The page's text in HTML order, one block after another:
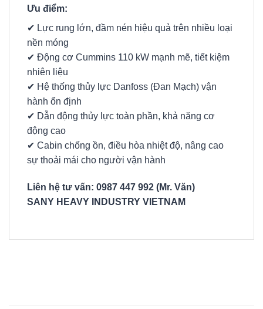
Ưu điểm:
✔ Lực rung lớn, đầm nén hiệu quả trên nhiều loại
nền móng
✔ Động cơ Cummins 110 kW mạnh mẽ, tiết kiệm
nhiên liệu
✔ Hệ thống thủy lực Danfoss (Đan Mạch) vận
hành ổn định
✔ Dẫn động thủy lực toàn phần, khả năng cơ
động cao
✔ Cabin chống ồn, điều hòa nhiệt độ, nâng cao
sự thoải mái cho người vận hành
Liên hệ tư vấn: 0987 447 992 (Mr. Văn)
SANY HEAVY INDUSTRY VIETNAM